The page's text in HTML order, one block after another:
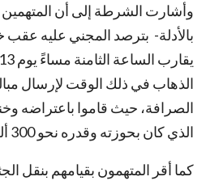
وأشارت الشرطة إلى أن المتهمين
بالأدلة- بترصد المجني عليه
الذهاب في ذلك الوقت لإرسال
الصرافة، حيث قاموا باعتراضه
الذي كان بحوزته وقدره نحو 300 ألف ريال.
كما أقر المتهمون بقيامهم بنقل